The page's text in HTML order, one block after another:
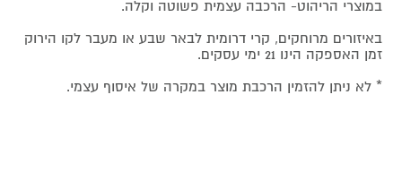
במוצרי הריהוט- הרכבה עצמית פשוטה וקלה.
באיזורים מרוחקים, קרי דרומית לבאר שבע או מעבר לקו הירוק
זמן האספקה הינו 21 ימי עסקים.
* לא ניתן להזמין הרכבת מוצר במקרה של איסוף עצמי.